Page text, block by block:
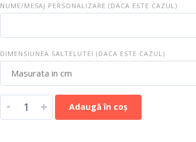
NUME/MESAJ PERSONALIZARE (DACA ESTE CAZUL)
DIMENSIUNEA SALTELUTEI (DACA ESTE CAZUL)
- + Adaugă în coș